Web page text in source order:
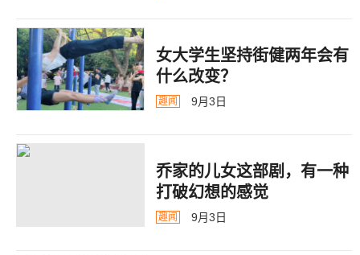
女大学生坚持街健两年会有
什么改变？
趣闻 9月3日
乔家的儿女这部剧，有一种
打破幻想的感觉
趣闻 9月3日